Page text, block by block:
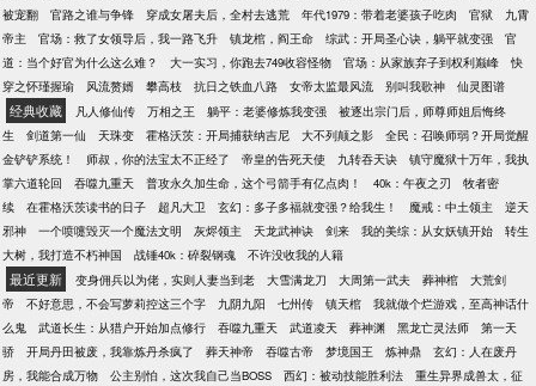
被宠翻
官路之谁与争锋 穿成女屠夫后，全村去逃荒 年代1979：带着老婆孩子吃肉 官狱
九霄
帝主
官场：救了女领导后，我一路飞升 镇龙棺，阎王命 综武：开局圣心诀，躺平就变强
官
道：当个好官为什么这么难？
大一实习，你跑去749收容怪物 官场：从家族弃子到权利巅峰
快
穿之怀瑾握瑜
风流赘婿 攀高枝 抗日之铁血八路 女帝太监最风流 别叫我歌神 仙灵图谱
经典收藏 凡人修仙传 万相之王 躺平：老婆修炼我变强
被逐出宗门后，师尊师姐后悔终
生
剑道第一仙 天珠变 霍格沃茨：开局捕获纳吉尼 大不列颠之影
全民：召唤师弱？开局觉醒
金铲铲系统！
师叔，你的法宝太不正经了 帝皇的告死天使 九转吞天诀
镇守魔狱十万年，我执
掌六道轮回
吞噬九重天 普攻永久加生命，这个弓箭手有亿点肉！ 40k：午夜之刃
牧者密
续
在霍格沃茨读书的日子 超凡大卫 玄幻：多子多福就变强？给我生！ 魔戒：中土领主
逆天
邪神
一个喷嚏毁灭一个魔法文明 灰烬领主 天龙武神诀 剑来 我的美综：从女妖镇开始
转生
大树，我打造不朽神国
战锤40k：碎裂钢魂 不许没收我的人籍
最近更新 变身佣兵以为佬，实则人妻当到老 大雪满龙刀 大周第一武夫 葬神棺
大荒剑
帝
不好意思，不会写萝莉控这三个字 九阴九阳 七州传 镇天棺
我就做个烂游戏，至高神话什
么鬼
武道长生：从猎户开始加点修行 吞噬九重天 武道凌天 葬神渊 黑龙亡灵法师
第一天
骄
开局丹田被废，我靠炼丹杀疯了 葬天神帝 吞噬古帝 梦境国王 炼神鼎
玄幻：人在废丹
房，我能合成万物
公主别怕，这次我自己当BOSS 西幻：被动技能胜利法 重生异界成兽太，征